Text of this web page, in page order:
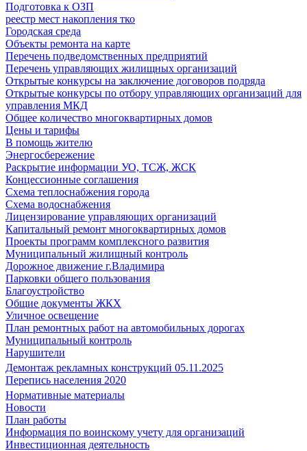
Подготовка к ОЗП
реестр мест накопления тко
Городская среда
Объекты ремонта на карте
Перечень подведомственных предприятий
Перечень управляющих жилищных организаций
Открытые конкурсы на заключение договоров подряда
Открытые конкурсы по отбору управляющих организаций для
управления МКД
Общее количество многоквартирных домов
Цены и тарифы
В помощь жителю
Энергосбережение
Раскрытие информации УО, ТСЖ, ЖСК
Концессионные соглашения
Схема теплоснабжения города
Схема водоснабжения
Лицензирование управляющих организаций
Капитальный ремонт многоквартирных домов
Проекты программ комплексного развития
Муниципальный жилищный контроль
Дорожное движение г.Владимира
Парковки общего пользования
Благоустройство
Общие документы ЖКХ
Уличное освещение
План ремонтных работ на автомобильных дорогах
Муниципальный контроль
Нарушители
Демонтаж рекламных конструкций 05.11.2025
Перепись населения 2020
Нормативные материалы
Новости
План работы
Информация по воинскому учету для организаций
Инвестиционная деятельность